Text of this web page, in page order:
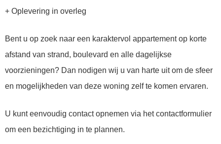
+ Oplevering in overleg
Bent u op zoek naar een karaktervol appartement op korte
afstand van strand, boulevard en alle dagelijkse
voorzieningen? Dan nodigen wij u van harte uit om de sfeer
en mogelijkheden van deze woning zelf te komen ervaren.
U kunt eenvoudig contact opnemen via het contactformulier
om een bezichtiging in te plannen.